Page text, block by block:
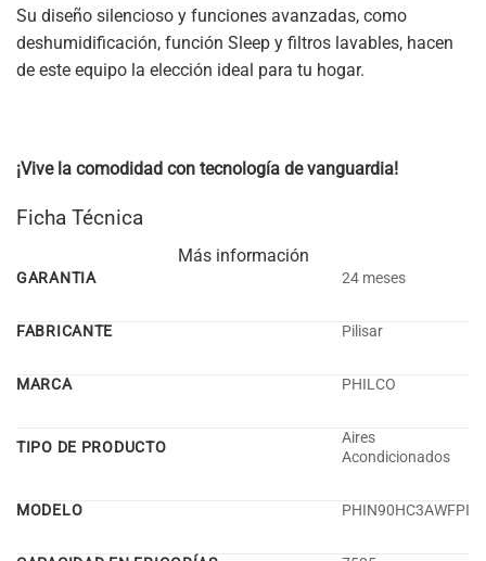
Su diseño silencioso y funciones avanzadas, como
deshumidificación, función Sleep y filtros lavables, hacen
de este equipo la elección ideal para tu hogar.
¡Vive la comodidad con tecnología de vanguardia!
Ficha Técnica
Más información
GARANTIA 24 meses
FABRICANTE Pilisar
MARCA PHILCO
TIPO DE PRODUCTO
Aires
Acondicionados
MODELO PHIN90HC3AWFPI